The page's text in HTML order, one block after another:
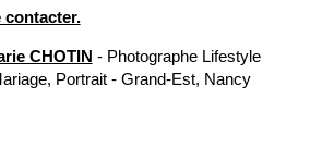
contacter.
CHOTIN - Photographe Lifestyle
Portrait - Grand-Est, Nancy